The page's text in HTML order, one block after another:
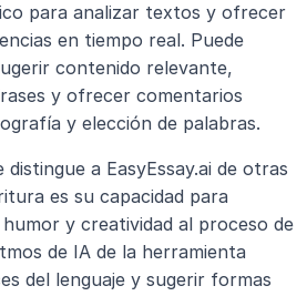
para analizar textos y ofrecer
en tiempo real. Puede
contenido relevante,
y ofrecer comentarios
y elección de palabras.
distingue a EasyEssay.ai de otras
es su capacidad para
y creatividad al proceso de
de IA de la herramienta
del lenguaje y sugerir formas